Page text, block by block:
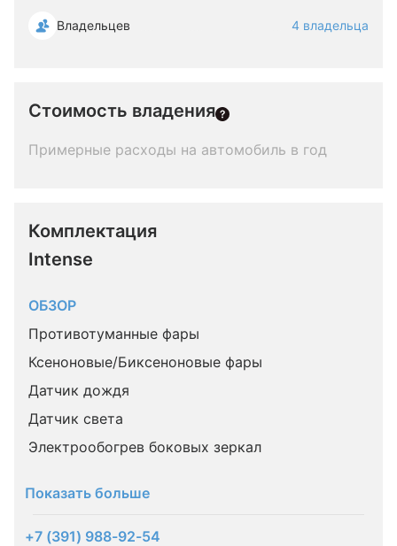
Владельцев 4 владельца
Стоимость владения
Примерные расходы на автомобиль в год
Комплектация
Intense
ОБЗОР
Противотуманные фары
Ксеноновые/Биксеноновые фары
Датчик дождя
Датчик света
Электрообогрев боковых зеркал
Показать больше
+7 (391) 988-92-54